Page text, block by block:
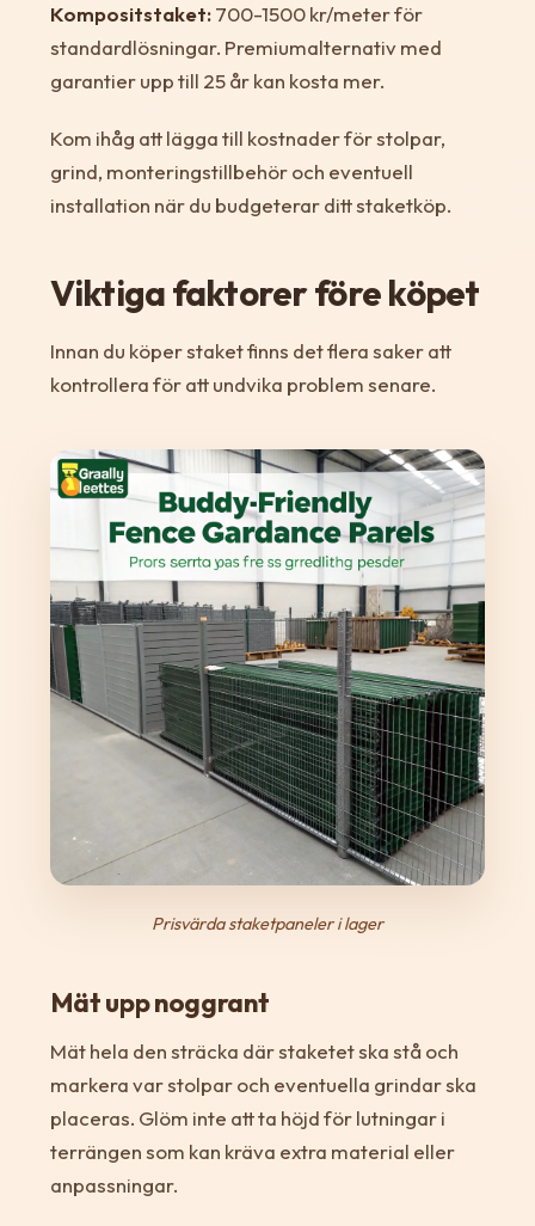
Kompositstaket:700-1500 kr/meter för
standardlösningar. Premiumalternativ med
garantier upp till 25 år kan kosta mer.
Kom ihåg att lägga till kostnader för stolpar,
grind, monteringstillbehör och eventuell
installation när du budgeterar ditt staketköp.
Viktiga faktorer före köpet
Innan du köper staket finns det flera saker att
kontrollera för att undvika problem senare.
Prisvärda staketpaneler i lager
Mät upp noggrant
Mät hela den sträcka där staketet ska stå och
markera var stolpar och eventuella grindar ska
placeras. Glöm inte att ta höjd för lutningar i
terrängen som kan kräva extra material eller
anpassningar.